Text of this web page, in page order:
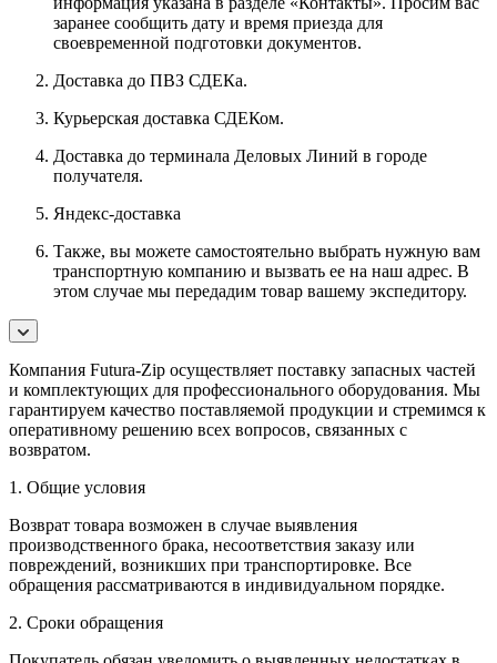
заранее сообщить дату и время приезда для
своевременной подготовки документов.
Доставка до ПВЗ СДЕКа.
Курьерская доставка СДЕКом.
Доставка до терминала Деловых Линий в городе
получателя.
Яндекс-доставка
Также, вы можете самостоятельно выбрать нужную вам
транспортную компанию и вызвать ее на наш адрес. В
этом случае мы передадим товар вашему экспедитору.
Компания Futura-Zip осуществляет поставку запасных частей
и комплектующих для профессионального оборудования. Мы
гарантируем качество поставляемой продукции и стремимся к
оперативному решению всех вопросов, связанных с
возвратом.
1. Общие условия
Возврат товара возможен в случае выявления
производственного брака, несоответствия заказу или
повреждений, возникших при транспортировке. Все
обращения рассматриваются в индивидуальном порядке.
2. Сроки обращения